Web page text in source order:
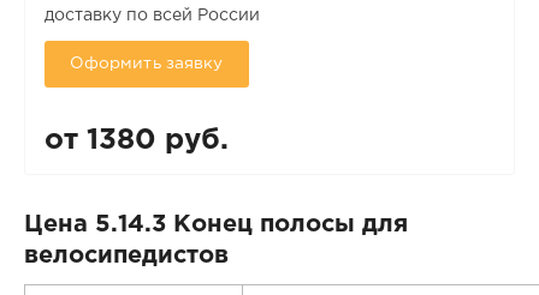
доставку по всей России
Оформить заявку
от 1380 руб.
Цена 5.14.3 Конец полосы для
велосипедистов